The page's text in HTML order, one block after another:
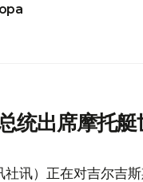
统出席摩托
社讯）正在对吉尔吉